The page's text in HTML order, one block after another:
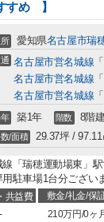
すめ 】
愛知県名古屋市瑞
名古屋市営名城線 「
名古屋市営名城線 「
名古屋市営名城線 「
築1年 階数 8階建
/面積 29.37坪 / 97.11
線「瑞穂運動場東」
用駐車場1台分ござい
共益費 敷金/礼金/保
- 210万円/0ヶ